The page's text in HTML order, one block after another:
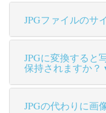
JPGファイルのサ
JPGに変換すると
保持されますか？
JPGの代わりに画